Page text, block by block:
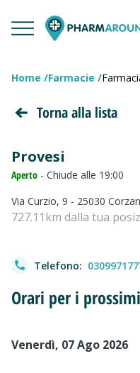
Home Farmacie
Torna alla lista
Provesi
Aperto - Chiude alle 19:00
Via Curzio, 9 - 25030
727.11km dalla tua
Telefono:
Orari per i
Venerdì, 07 Ago 2026